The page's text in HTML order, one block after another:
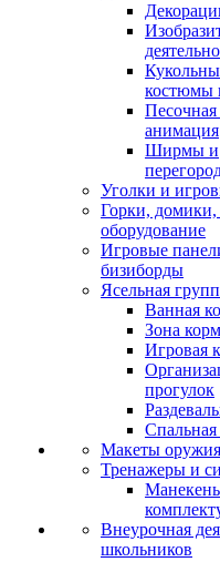
костюмы
анимация
Ширмы и
Уголки и
Горки, домики,
оборудование
Игровые
бизиборды
Ясельная
Ванная
Зона
Игровая
прогулок
Спальная
Макеты оружия
Тренажеры и
Внеурочная
школьников